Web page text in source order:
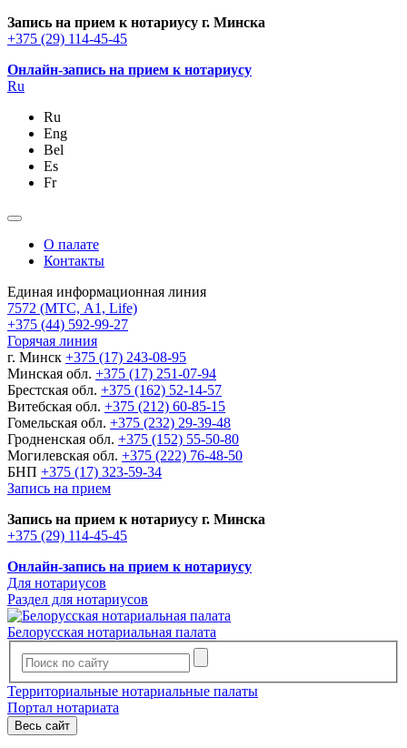
Запись на прием к нотариусу г. Минска
+375 (29) 114-45-45
Онлайн-запись на прием к нотариусу
Ru
Ru
Eng
Bel
Es
Fr
О палате
Контакты
Единая информационная линия
7572 (МТС, A1, Life)
+375 (44) 592-99-27
Горячая линия
г. Минск +375 (17) 243-08-95
Минская обл. +375 (17) 251-07-94
Брестская обл. +375 (162) 52-14-57
Витебская обл. +375 (212) 60-85-15
Гомельская обл. +375 (232) 29-39-48
Гродненская обл. +375 (152) 55-50-80
Могилевская обл. +375 (222) 76-48-50
БНП +375 (17) 323-59-34
Запись на прием
Запись на прием к нотариусу г. Минска
+375 (29) 114-45-45
Онлайн-запись на прием к нотариусу
Для нотариусов
Раздел для нотариусов
Белорусская нотариальная палата
Территориальные нотариальные палаты
Портал нотариата
Весь сайт